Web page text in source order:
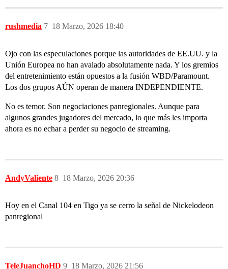
rushmedia 18 Marzo, 2026 18:40
7
Ojo con las especulaciones porque las autoridades de EE.UU. y la
Unión Europea no han avalado absolutamente nada. Y los gremios
del entretenimiento están opuestos a la fusión WBD/Paramount.
Los dos grupos AÚN operan de manera INDEPENDIENTE.
No es temor. Son negociaciones panregionales. Aunque para
algunos grandes jugadores del mercado, lo que más les importa
ahora es no echar a perder su negocio de streaming.
AndyValiente 18 Marzo, 2026 20:36
8
Hoy en el Canal 104 en Tigo ya se cerro la señal de Nickelodeon
panregional
TeleJuanchoHD 18 Marzo, 2026 21:56
9